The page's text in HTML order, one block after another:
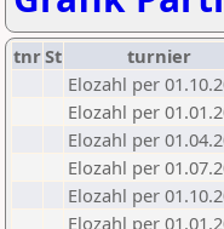
tnrSt turnier
Elozahl per
Elozahl per
Elozahl per
Elozahl per
Elozahl per
Elozahl per